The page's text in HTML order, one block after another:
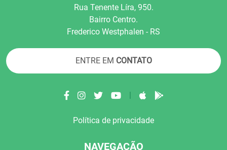
Rua Tenente Líra, 950.
Bairro Centro.
Frederico Westphalen - RS
ENTRE EM CONTATO
|
Política de privacidade
NAVEGAÇÃO